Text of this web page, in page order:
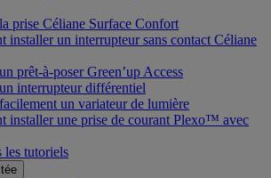
prise Céliane Surface Confort
installer un interrupteur sans contact Céliane
prêt-à-poser Green’up Access
interrupteur différentiel
un variateur de lumière
installer une prise de courant Plexo™ avec
les tutoriels